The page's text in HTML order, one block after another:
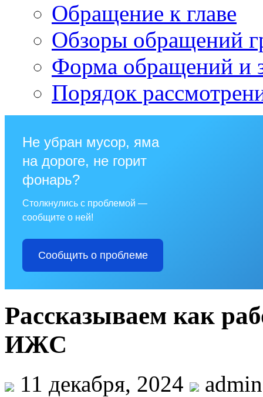
Обращение к главе
Обзоры обращений
Форма обращений и
Порядок
Не убран мусор, яма
на дороге, не горит
фонарь?
Столкнулись с проблемой —
сообщите о ней!
Сообщить о проблеме
Рассказываем как
ИЖС
11 декабря, 2024
admin